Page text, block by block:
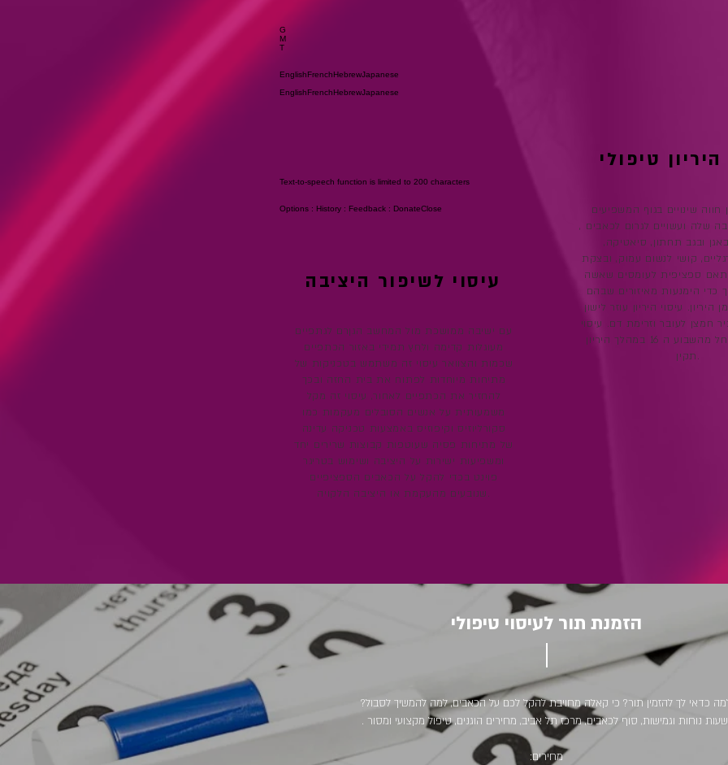
G
M
T
EnglishFrenchHebrewJapanese
EnglishFrenchHebrewJapanese
Text-to-speech function is limited to 200 characters
Options : History : Feedback : DonateClose
עיסוי לשיפור היציבה
עם ישיבה ממושכת מול המחשב הגןרם לגתפיים
מעוגלות קדימה ולחץ תמידי באזור הכתפיים
שכמות והצוואר עיסוי זה משתמש בטכניקות של
מתיחות מיוחדות לפתוח את בית החזה ובכך
להחזיר את הכתפיים לאחור, עיסוי זה מקל
משמעותית על אנשים הסובלים מעקמות כמו
סקורליוזיס וקיפוזיס באמצעות טכניקה עדינה
של מתיחות פסיה שעוטפות קבוצות שרירים יחד
ומשפיעות ישירות על היציבה ושימוש בטריגר
פוינט בכדי להקל על הכאבים הספציפיים
שנובעים מהעקמת או היציבה הלקויה.
טיפולי
חווה שינויים בגוף המשפיעים
שלה ועשויים לגרום לכאבים ,
ובגב תחתון, סיאטיקה,
מותאם ספציפית לעומסים שאשה
כדי הימנעות מאיזורים שבהם
עיסוי היריון עוזר לישון
חמצן לעובר וזרימת דם. עיסוי
היריון מותר החל מהשבוע ה 16 במהלך היריון
תקין.
הזמנת תור לעיסוי טיפולי
כדאי לך להזמין תור? כי קאלה מחויבת להקל לכם על הכאבים, למה להמשיך לסבול?
נוחות וגמישות, סוף לכאבים, מרכז תל אביב, מחירים הוגנים, טיפול מקצועי ומסור .
מחירים: